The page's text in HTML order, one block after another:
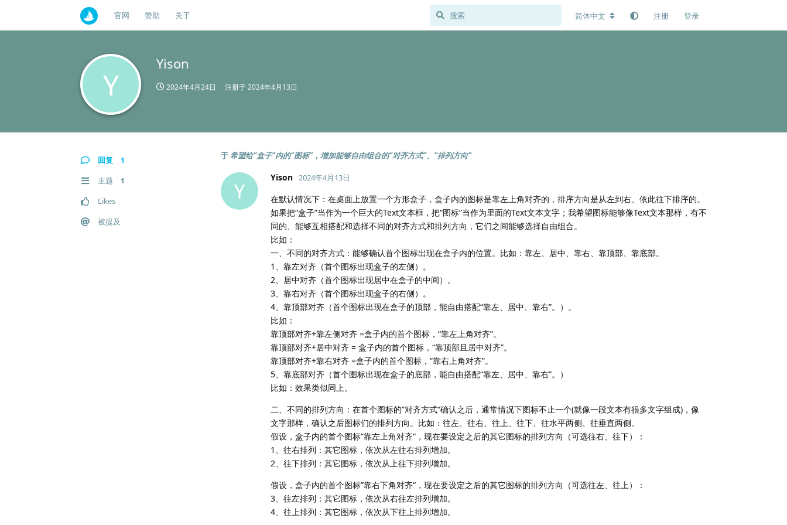
官网 赞助 关于 简体中文 注册 登录
Y
Yison
2024年4月24日 注册于2024年4月13日
回复 1
主题 1
Likes
被提及
于希望给“盒子”内的“图标”，增加能够自由组合的“对齐方式”、“排列方向”
Y
Yison 2024年4月13日
在默认情况下：在桌面上放置一个方形盒子，盒子内的图标是靠左上角对齐的，排序方向是从左到右、依此往下排序的。
如果把“盒子”当作为一个巨大的Text文本框，把“图标”当作为里面的Text文本文字；我希望图标能够像Text文本那样，有不
同的、能够互相搭配和选择不同的对齐方式和排列方向，它们之间能够选择自由组合。
比如：
一、不同的对齐方式：能够确认首个图标出现在盒子内的位置。比如：靠左、居中、靠右、靠顶部、靠底部。
1、靠左对齐（首个图标出现盒子的左侧）。
2、居中对齐（首个图标出现居中在盒子的中间）。
3、靠右对齐（首个图标出现盒子的右侧）。
4、靠顶部对齐（首个图标出现在盒子的顶部，能自由搭配“靠左、居中、靠右”。）。
比如：
靠顶部对齐+靠左侧对齐 =盒子内的首个图标，“靠左上角对齐”。
靠顶部对齐+居中对齐 = 盒子内的首个图标，“靠顶部且居中对齐”。
靠顶部对齐+靠右对齐 =盒子内的首个图标，”靠右上角对齐”。
5、靠底部对齐（首个图标出现在盒子的底部，能自由搭配“靠左、居中、靠右”。）
比如：效果类似同上。
二、不同的排列方向：在首个图标的”对齐方式“确认之后，通常情况下图标不止一个(就像一段文本有很多文字组成)，像
文字那样，确认之后图标们的排列方向。比如：往左、往右、往上、往下、往水平两侧、往垂直两侧。
假设，盒子内的首个图标”靠左上角对齐“，现在要设定之后的其它图标的排列方向（可选往右、往下）：
1、往右排列：其它图标，依次从左往右排列增加。
2、往下排列：其它图标，依次从上往下排列增加。
假设，盒子内的首个图标”靠右下角对齐“，现在要设定之后的其它图标的排列方向（可选往左、往上）：
3、往左排列：其它图标，依次从右往左排列增加。
4、往上排列：其它图标，依次从下往上排列增加。